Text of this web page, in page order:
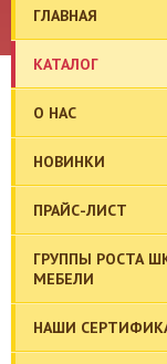
ГЛАВНАЯ
КАТАЛОГ
О НАС
НОВИНКИ
ПРАЙС-ЛИСТ
ГРУППЫ РОСТА
МЕБЕЛИ
НАШИ